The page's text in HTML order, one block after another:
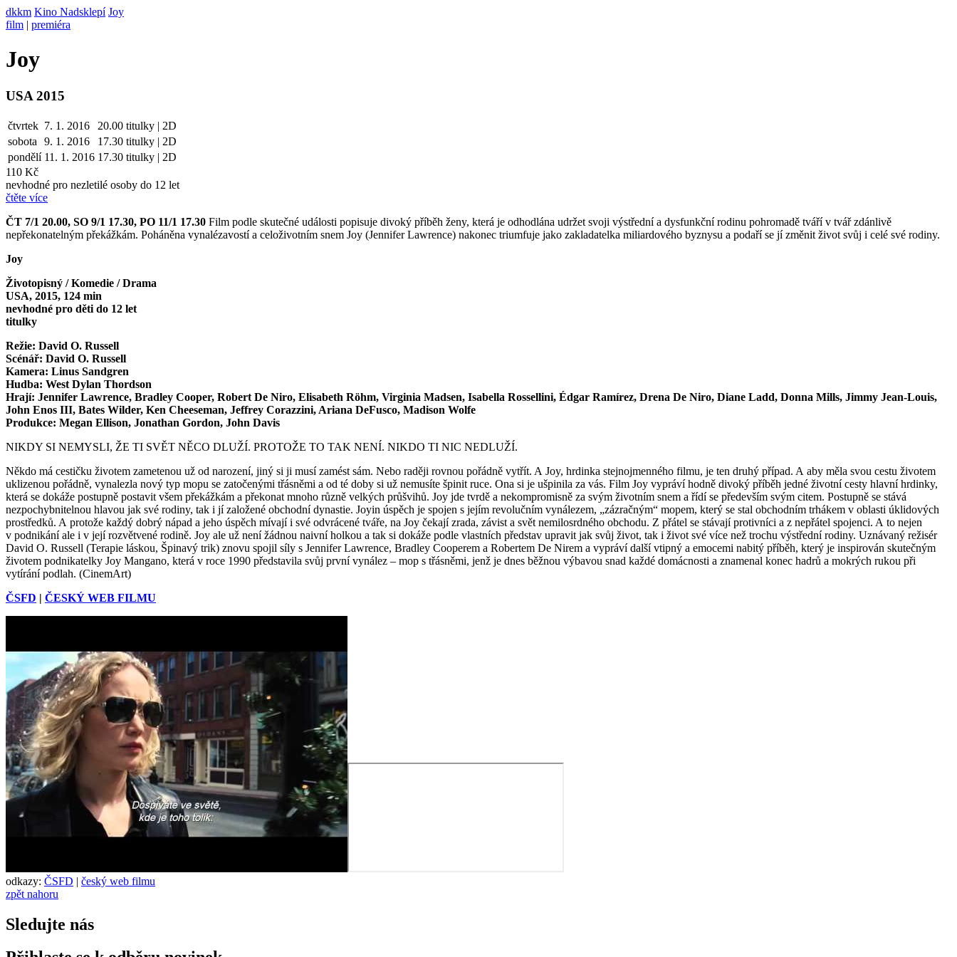
dkkm Kino Nadsklepí Joy
film | premiéra
Joy
USA 2015
čtvrtek 7. 1. 2016 20.00 titulky | 2D
sobota
9. 1. 2016 17.30 titulky | 2D
pondělí 11. 1. 2016 17.30 titulky | 2D
110 Kč
nevhodné pro nezletilé osoby do 12 let
čtěte více
ČT 7/1 20.00, SO 9/1 17.30, PO 11/1 17.30 Film podle skutečné události popisuje divoký příběh ženy, která je odhodlána udržet svoji výstřední a dysfunkční rodinu pohromadě tváří v tvář zdánlivě
nepřekonatelným překážkám. Poháněna vynalézavostí a celoživotním snem Joy (Jennifer Lawrence) nakonec triumfuje jako zakladatelka miliardového byznysu a podaří se jí změnit život svůj i celé své rodiny.
Joy
Životopisný / Komedie / Drama
USA, 2015, 124 min
nevhodné pro děti do 12 let
titulky
Režie: David O. Russell
Scénář: David O. Russell
Kamera: Linus Sandgren
Hudba: West Dylan Thordson
Hrají: Jennifer Lawrence, Bradley Cooper, Robert De Niro, Elisabeth Röhm, Virginia Madsen, Isabella Rossellini, Édgar Ramírez, Drena De Niro, Diane Ladd, Donna Mills, Jimmy Jean-Louis,
John Enos III, Bates Wilder, Ken Cheeseman, Jeffrey Corazzini, Ariana DeFusco, Madison Wolfe
Produkce: Megan Ellison, Jonathan Gordon, John Davis
NIKDY SI NEMYSLI, ŽE TI SVĚT NĚCO DLUŽÍ. PROTOŽE TO TAK NENÍ. NIKDO TI NIC NEDLUŽÍ.
Někdo má cestičku životem zametenou už od narození, jiný si ji musí zamést sám. Nebo raději rovnou pořádně vytřít. A Joy, hrdinka stejnojmenného filmu, je ten druhý případ. A aby měla svou cestu životem
uklizenou pořádně, vynalezla nový typ mopu se zatočenými třásněmi a od té doby si už nemusíte špinit ruce. Ona si je ušpinila za vás. Film Joy vypráví hodně divoký příběh jedné životní cesty hlavní hrdinky,
která se dokáže postupně postavit všem překážkám a překonat mnoho různě velkých průšvihů. Joy jde tvrdě a nekompromisně za svým životním snem a řídí se především svým citem. Postupně se stává
nezpochybnitelnou hlavou jak své rodiny, tak i jí založené obchodní dynastie. Joyin úspěch je spojen s jejím revolučním vynálezem, „zázračným“ mopem, který se stal obchodním trhákem v oblasti úklidových
prostředků. A protože každý dobrý nápad a jeho úspěch mívají i své odvrácené tváře, na Joy čekají zrada, závist a svět nemilosrdného obchodu. Z přátel se stávají protivníci a z nepřátel spojenci. A to nejen
v podnikání ale i v její rozvětvené rodině. Joy ale už není žádnou naivní holkou a tak si dokáže podle vlastních představ upravit jak svůj život, tak i život své více než trochu výstřední rodiny. Uznávaný režisér
David O. Russell (Terapie láskou, Špinavý trik) znovu spojil síly s Jennifer Lawrence, Bradley Cooperem a Robertem De Nirem a vypráví další vtipný a emocemi nabitý příběh, který je inspirován skutečným
životem podnikatelky Joy Mangano, která v roce 1990 představila svůj první vynález – mop s třásněmi, jenž je dnes běžnou výbavou snad každé domácnosti a znamenal konec hadrů a mokrých rukou při
vytírání podlah. (CinemArt)
ČSFD | ČESKÝ WEB FILMU
odkazy: ČSFD | český web filmu
zpět nahoru
Sledujte nás